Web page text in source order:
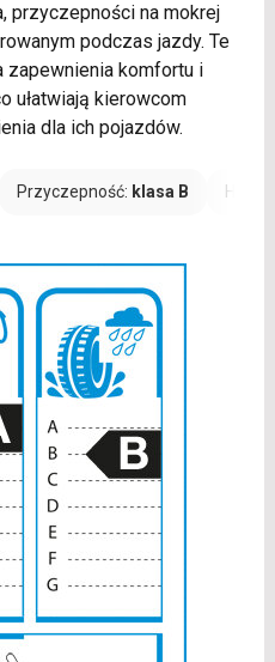
przyczepności na mokrej
podczas jazdy. Te
zapewnienia komfortu i
ułatwiają kierowcom
dla ich pojazdów.
Przyczepność: klasa B Hałas: